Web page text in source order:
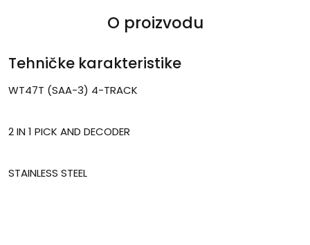
O proizvodu
Tehničke karakteristike
WT47T (SAA-3) 4-TRACK
2 IN 1 PICK AND DECODER
STAINLESS STEEL